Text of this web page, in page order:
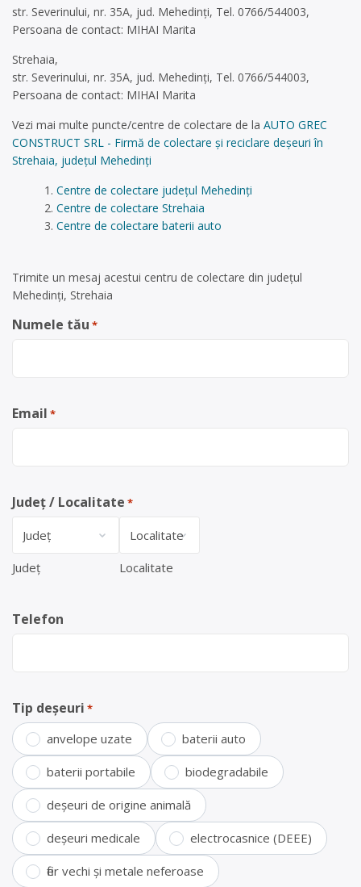
str. Severinului, nr. 35A, jud. Mehedinți, Tel. 0766/544003,
Persoana de contact: MIHAI Marita
Strehaia,
str. Severinului, nr. 35A, jud. Mehedinți, Tel. 0766/544003,
Persoana de contact: MIHAI Marita
Vezi mai multe puncte/centre de colectare de la AUTO GREC
CONSTRUCT SRL - Firmă de colectare și reciclare deșeuri în
Strehaia, județul Mehedinți
Centre de colectare județul Mehedinți
Centre de colectare Strehaia
Centre de colectare baterii auto
Trimite un mesaj acestui centru de colectare din județul
Mehedinți, Strehaia
Numele tău *
Email *
Județ / Localitate *
Județ Localitate
Telefon
Tip deșeuri *
anvelope uzate baterii auto
baterii portabile biodegradabile
deșeuri de origine animală
deșeuri medicale electrocasnice (DEEE)
fier vechi și metale neferoase